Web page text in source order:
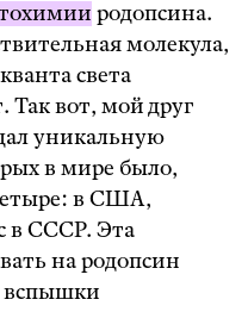
родопсина.
молекула,
света
Так вот, мой друг
уникальную
в мире было,
в США,
в СССР. Эта
на родопсин
вспышки